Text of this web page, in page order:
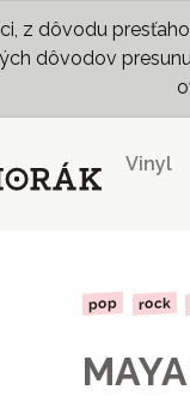
z dôvodu
dôvodov
Vinyl
pop rock